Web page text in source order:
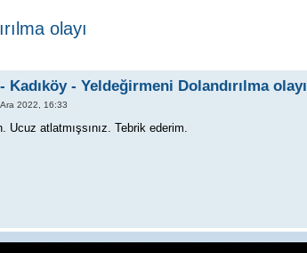
olayı
Kadıköy - Yeldeğirmeni Dolandırılma olayı
2022, 16:33
Ucuz atlatmışsınız. Tebrik ederim.